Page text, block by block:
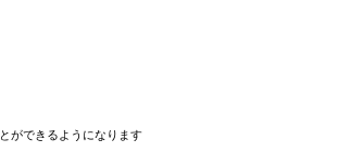
ができるようになります